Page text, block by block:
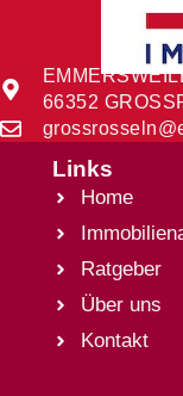
66352
Links
Home
Ratgeber
Über uns
Kontakt